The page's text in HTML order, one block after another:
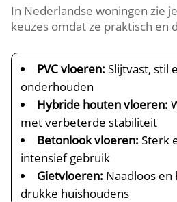
In Nederlandse woningen zie
keuzes omdat ze praktisch en
PVC vloeren: Slijtvast, stil
onderhouden
Hybride houten vloeren:
met verbeterde stabiliteit
Betonlook vloeren: Sterk
intensief gebruik
Gietvloeren: Naadloos
drukke huishoudens